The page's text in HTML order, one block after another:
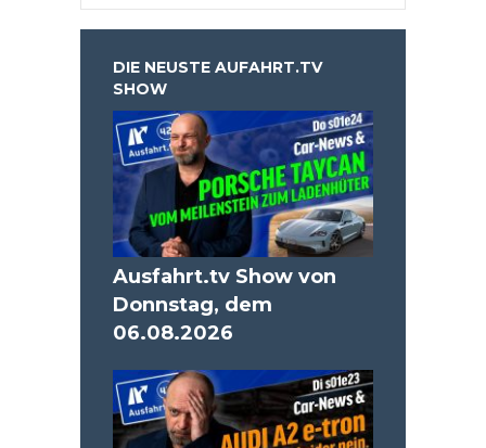
DIE NEUSTE AUFAHRT.TV
SHOW
Ausfahrt.tv Show von
Donnstag, dem
06.08.2026